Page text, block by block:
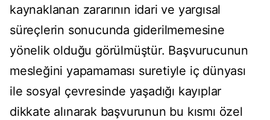
kaynaklanan zararının idari ve yargısal
süreçlerin sonucunda giderilmemesine
yönelik olduğu görülmüştür. Başvurucunun
mesleğini yapamaması suretiyle iç dünyası
ile sosyal çevresinde yaşadığı kayıplar
dikkate alınarak başvurunun bu kısmı özel